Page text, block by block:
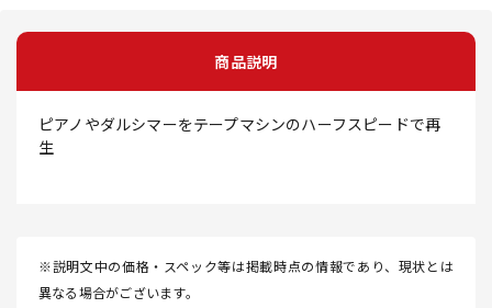
商品説明
ピアノやダルシマーをテープマシンのハーフスピードで再
生
※説明文中の価格・スペック等は掲載時点の情報であり、現状とは
異なる場合がございます。